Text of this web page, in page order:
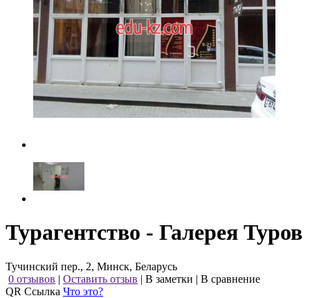
Турагентство - Галерея Туров
Тучинский пер., 2, Минск, Беларусь
0 отзывов | Оставить отзыв | В заметки | В сравнение
QR Ссылка Что это?